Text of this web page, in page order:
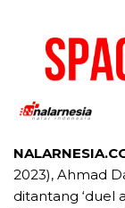
2023), Ahmad
ditantang ‘duel